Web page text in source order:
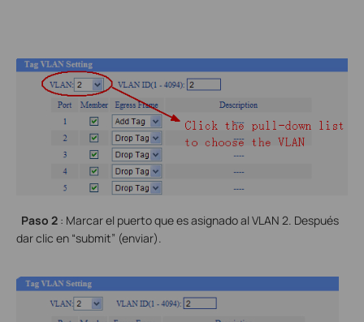
Paso 2 : Marcar el puerto que es asignado al VLAN 2. Después
dar clic en “submit” (enviar).